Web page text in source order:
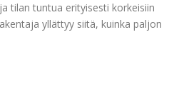
tilan tuntua erityisesti korkeisiin
yllättyy siitä, kuinka paljon